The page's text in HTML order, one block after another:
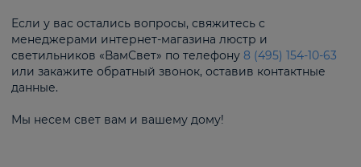
Если у вас остались вопросы, свяжитесь с
менеджерами интернет-магазина люстр и
светильников «ВамСвет» по телефону 8 (495) 154-10-63
или закажите обратный звонок, оставив контактные
данные.
Мы несем свет вам и вашему дому!